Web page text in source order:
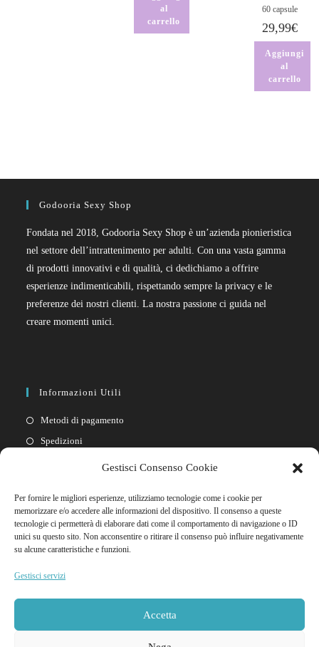
Gestisci Consenso Cookie
Per fornire le migliori esperienze, utilizziamo tecnologie come i cookie per
memorizzare e/o accedere alle informazioni del dispositivo. Il consenso a queste
tecnologie ci permetterà di elaborare dati come il comportamento di navigazione o ID
unici su questo sito. Non acconsentire o ritirare il consenso può influire negativamente
su alcune caratteristiche e funzioni.
Gestisci servizi
Accetta
al
carrello
60 capsule
29,99€
Aggiungi
al
carrello
Godooria Sexy Shop
Fondata nel 2018, Godooria Sexy Shop è un’azienda pionieristica
nel settore dell’intrattenimento per adulti. Con una vasta gamma
di prodotti innovativi e di qualità, ci dedichiamo a offrire
esperienze indimenticabili, rispettando sempre la privacy e le
preferenze dei nostri clienti. La nostra passione ci guida nel
creare momenti unici.
Informazioni Utili
Metodi di pagamento
Spedizioni
Cookie policy
Link Rapidi